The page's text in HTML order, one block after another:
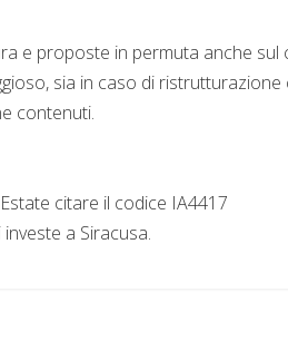
e proposte in permuta anche sul
sia in caso di
contenuti.
citare il codice IA4417
a Siracusa.